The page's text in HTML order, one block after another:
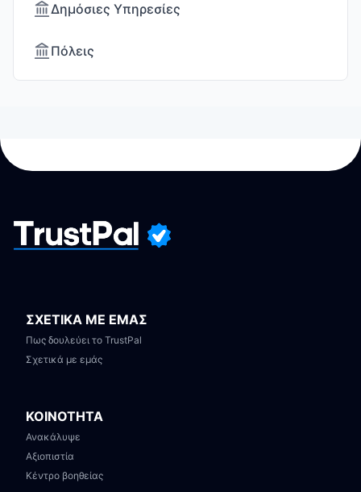
Δημόσιες Υπηρεσίες
Πόλεις
ΣΧΕΤΙΚΑ ΜΕ ΕΜΑΣ
Πως δουλεύει το TrustPal
Σχετικά με εμάς
ΚΟΙΝΟΤΗΤΑ
Ανακάλυψε
Αξιοπιστία
Κέντρο βοηθείας